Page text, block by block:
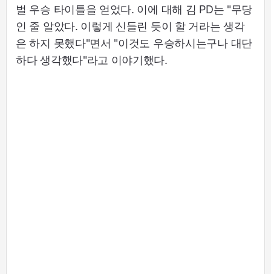
벌 우승 타이틀을 얻었다. 이에 대해 김 PD는 "무당
인 줄 알았다. 이렇게 신들린 듯이 할 거라는 생각
은 하지 못했다"면서 "이것도 우승하시는구나 대단
하다 생각했다"라고 이야기했다.